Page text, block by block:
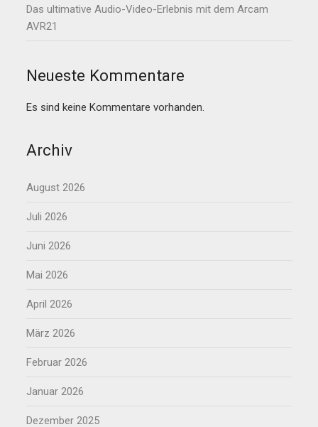
Das ultimative Audio-Video-Erlebnis mit dem Arcam
AVR21
Neueste Kommentare
Es sind keine Kommentare vorhanden.
Archiv
August 2026
Juli 2026
Juni 2026
Mai 2026
April 2026
März 2026
Februar 2026
Januar 2026
Dezember 2025